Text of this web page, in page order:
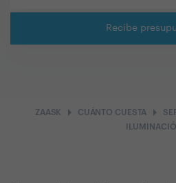
Recibe
ZAASK arrow_right CUÁNTO CUESTA arrow_right